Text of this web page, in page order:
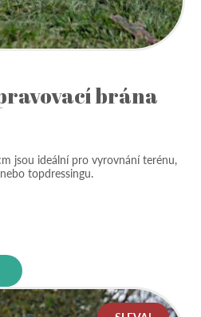
brána
jsou ideální pro vyrovnání terénu,
topdressingu.